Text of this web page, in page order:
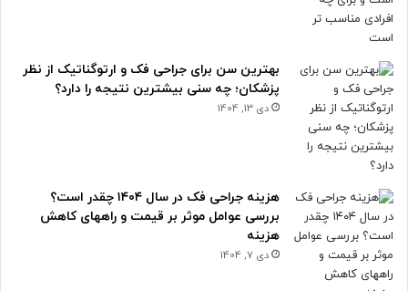
بهترین سن برای جراحی فک و ارتوگناتیک از نظر
پزشکان؛ چه سنی بیشترین نتیجه را دارد؟
دی 13, 1404
هزینه جراحی فک در سال ۱۴۰۴ چقدر است؟
بررسی عوامل موثر بر قیمت و راههای کاهش
هزینه
دی 7, 1404